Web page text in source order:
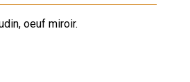
oeuf miroir.